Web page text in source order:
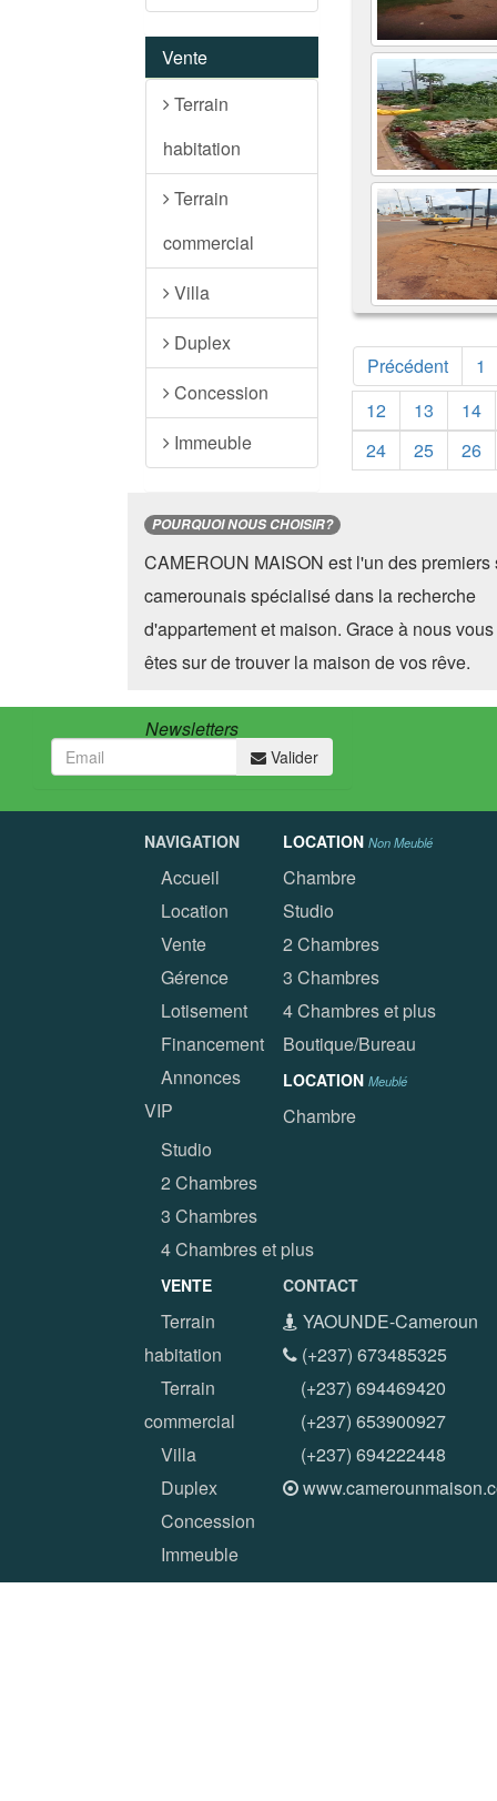
Vente
Terrain
habitation
Terrain
commercial
Villa
Duplex
Concession
Immeuble
Précédent
1
12
13
14
24
25 26
POURQUOI NOUS CHOISIR?
CAMEROUN MAISON est l'un des premiers
camerounais spécialisé dans la recherche
d'appartement et maison. Grace à nous vous
êtes sur de trouver la maison de vos rêve.
Newsletters
Valider
NAVIGATION
Accueil
Location
Vente
Gérence
Lotisement
Financement
Annonces
VIP
LOCATION Non Meublé
Chambre
Studio
2 Chambres
3 Chambres
4 Chambres et plus
Boutique/Bureau
LOCATION Meublé
Chambre
Studio
2 Chambres
3 Chambres
4 Chambres et plus
VENTE
Terrain
habitation
Terrain
commercial
Villa
Duplex
Concession
Immeuble
CONTACT
YAOUNDE-Cameroun
(+237) 673485325
(+237) 694469420
(+237) 653900927
(+237) 694222448